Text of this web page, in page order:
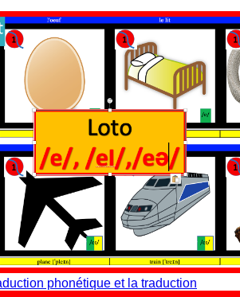
phonétique et la traduction